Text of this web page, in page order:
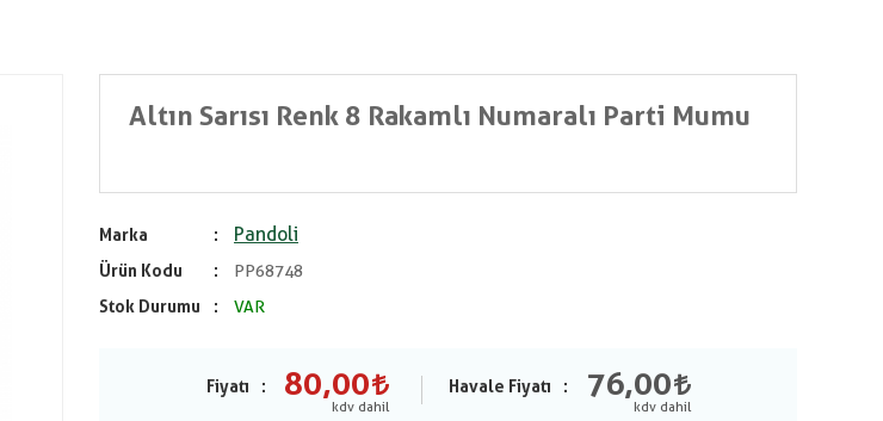
Altın Sarısı Renk 8 Rakamlı Numaralı Parti Mumu
Marka Pandoli
Ürün Kodu
PP68748
Stok Durumu
VAR
Fiyatı 80,00 Havale Fiyatı 76,00